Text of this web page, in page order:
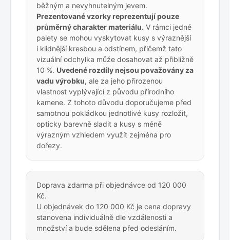
běžným a nevyhnutelným jevem.
Prezentované vzorky reprezentují pouze
průměrný charakter materiálu. V rámci jedné
palety se mohou vyskytovat kusy s výraznější
i klidnější kresbou a odstínem, přičemž tato
vizuální odchylka může dosahovat až přibližně
10 %. Uvedené rozdíly nejsou považovány za
vadu výrobku, ale za jeho přirozenou
vlastnost vyplývající z původu přírodního
kamene. Z tohoto důvodu doporučujeme před
samotnou pokládkou jednotlivé kusy rozložit,
opticky barevně sladit a kusy s méně
výrazným vzhledem využít zejména pro
dořezy.
Doprava zdarma při objednávce od 120 000
Kč.
U objednávek do 120 000 Kč je cena dopravy
stanovena individuálně dle vzdálenosti a
množství a bude sdělena před odesláním.